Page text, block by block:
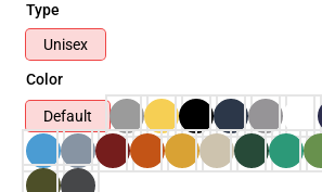
Type
Unisex
Color
Default